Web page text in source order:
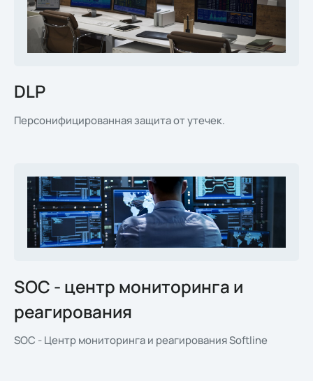
DLP
Персонифицированная защита от утечек.
SOC - центр мониторинга и
реагирования
SOC - Центр мониторинга и реагирования Softline